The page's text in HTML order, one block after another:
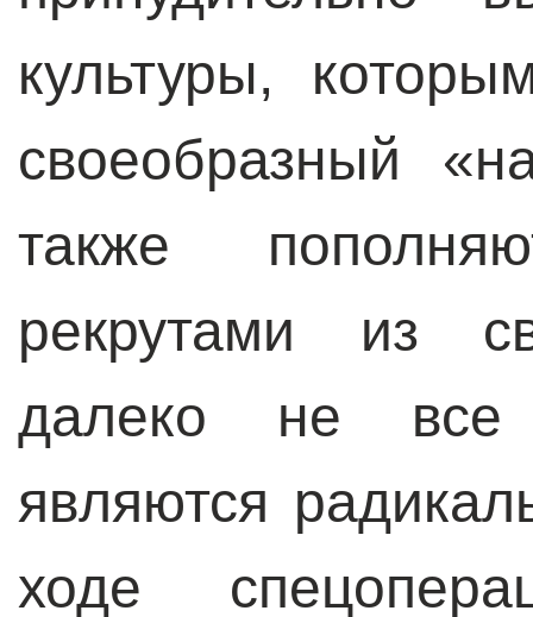
культуры,
своеобразный
также
рекрутами из
далеко не все
являются
ходе